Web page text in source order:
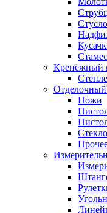
Стусло
Крепёжный
Ножи